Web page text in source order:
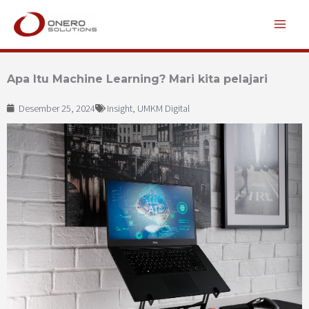
Lewati
Apa Itu Machine Learning? Mari kita pelajari
Desember 25, 2024 Insight, UMKM Digital